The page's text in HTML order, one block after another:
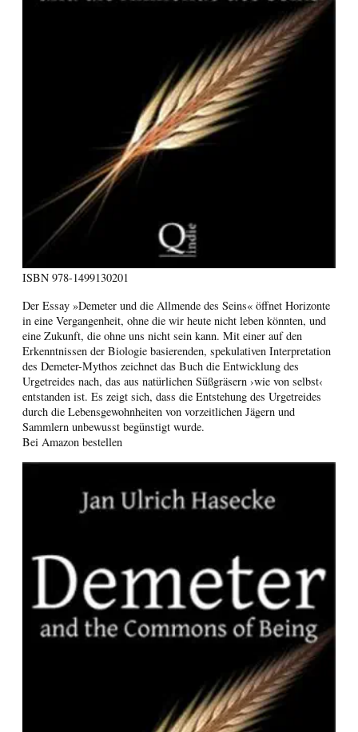
ISBN 978-1499130201
Der Essay »Demeter und die Allmende des Seins« öffnet Horizonte
in eine Vergangenheit, ohne die wir heute nicht leben könnten, und
eine Zukunft, die ohne uns nicht sein kann. Mit einer auf den
Erkenntnissen der Biologie basierenden, spekulativen Interpretation
des Demeter-Mythos zeichnet das Buch die Entwicklung des
Urgetreides nach, das aus natürlichen Süßgräsern ›wie von selbst‹
entstanden ist. Es zeigt sich, dass die Entstehung des Urgetreides
durch die Lebensgewohnheiten von vorzeitlichen Jägern und
Sammlern unbewusst begünstigt wurde.
Bei Amazon bestellen